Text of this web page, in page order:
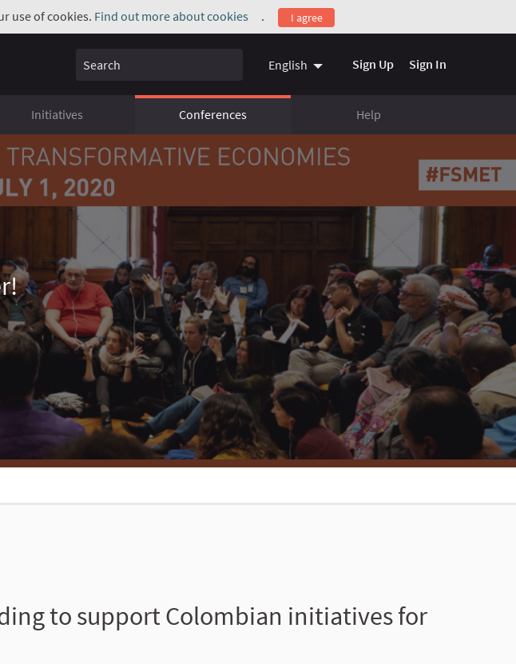
use of cookies. Find out more about cookies
(External link)
. I agree
Search English Sign Up Sign In
Initiatives Conferences Help
to support Colombian initiatives for